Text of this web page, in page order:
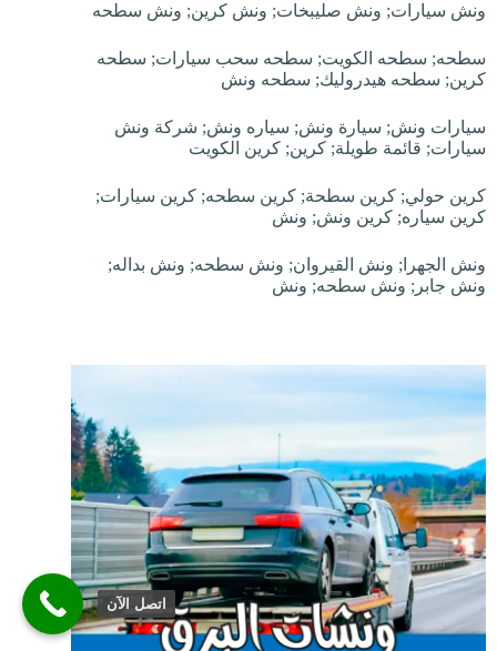
ونش سيارات; ونش صليبخات; ونش كرين; ونش سطحه
سطحه; سطحه الكويت; سطحه سحب سيارات; سطحه
كرين; سطحه هيدروليك; سطحه ونش
سيارات ونش; سيارة ونش; سياره ونش; شركة ونش
سيارات; قائمة طويلة; كرين; كرين الكويت
كرين حولي; كرين سطحة; كرين سطحه; كرين سيارات;
كرين سياره; كرين ونش; ونش
ونش الجهرا; ونش القيروان; ونش سطحه; ونش بداله;
ونش جابر; ونش سطحه; ونش
اتصل الآن